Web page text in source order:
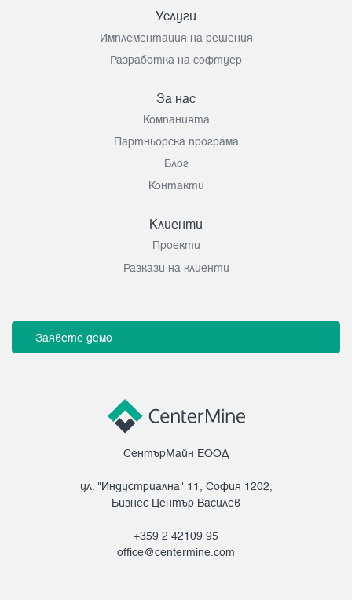
Услуги
Имплементация на решения
Разработка на софтуер
За нас
Компанията
Партньорска програма
Блог
Контакти
Клиенти
Проекти
Разкази на клиенти
Заявете демо
СентърМайн ЕООД
ул. "Индустриална" 11, София 1202,
Бизнес Център Василев
+359 2 42109 95
office@centermine.com